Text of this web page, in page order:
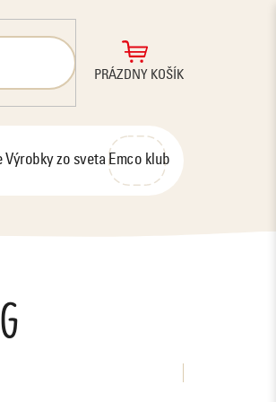
NÁKUPNÝ
PRÁZDNY KOŠÍK
Výrobky zo svetaEmco klub